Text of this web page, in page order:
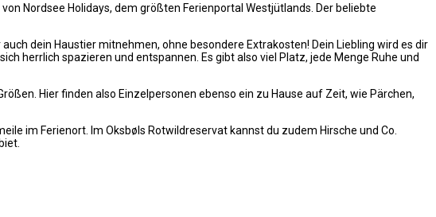
Nordsee Holidays, dem größten Ferienportal Westjütlands. Der beliebte
dein Haustier mitnehmen, ohne besondere Extrakosten! Dein Liebling wird es dir
herrlich spazieren und entspannen. Es gibt also viel Platz, jede Menge Ruhe und
Hier finden also Einzelpersonen ebenso ein zu Hause auf Zeit, wie Pärchen,
im Ferienort. Im Oksbøls Rotwildreservat kannst du zudem Hirsche und Co.